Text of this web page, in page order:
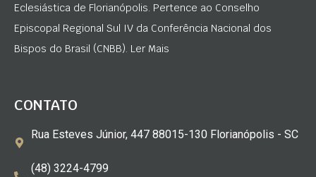
Eclesiástica de Florianópolis. Pertence ao Conselho
Episcopal Regional Sul IV da Conferência Nacional dos
Bispos do Brasil (CNBB). Ler Mais
CONTATO
Rua Esteves Júnior, 447 88015-130 Florianópolis - SC
(48) 3224-4799